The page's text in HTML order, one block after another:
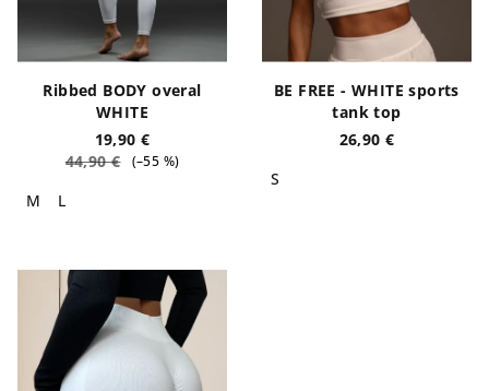
Ribbed BODY overal
WHITE
19,90 €
44,90 €
(–55 %)
M L
BE FREE - WHITE sports
tank top
26,90 €
S